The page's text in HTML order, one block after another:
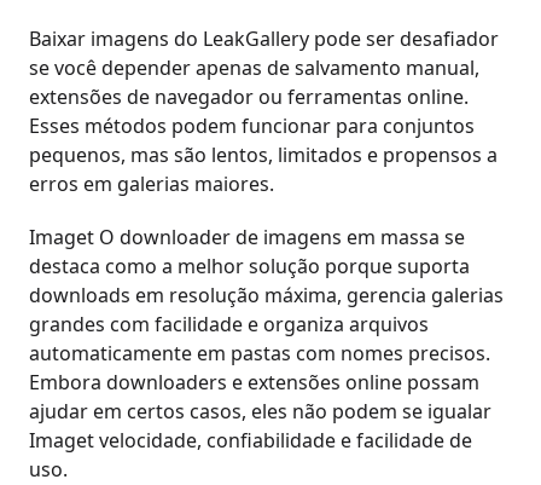
Baixar imagens do LeakGallery pode ser desafiador
se você depender apenas de salvamento manual,
extensões de navegador ou ferramentas online.
Esses métodos podem funcionar para conjuntos
pequenos, mas são lentos, limitados e propensos a
erros em galerias maiores.
Imaget O downloader de imagens em massa se
destaca como a melhor solução porque suporta
downloads em resolução máxima, gerencia galerias
grandes com facilidade e organiza arquivos
automaticamente em pastas com nomes precisos.
Embora downloaders e extensões online possam
ajudar em certos casos, eles não podem se igualar
Imaget velocidade, confiabilidade e facilidade de
uso.